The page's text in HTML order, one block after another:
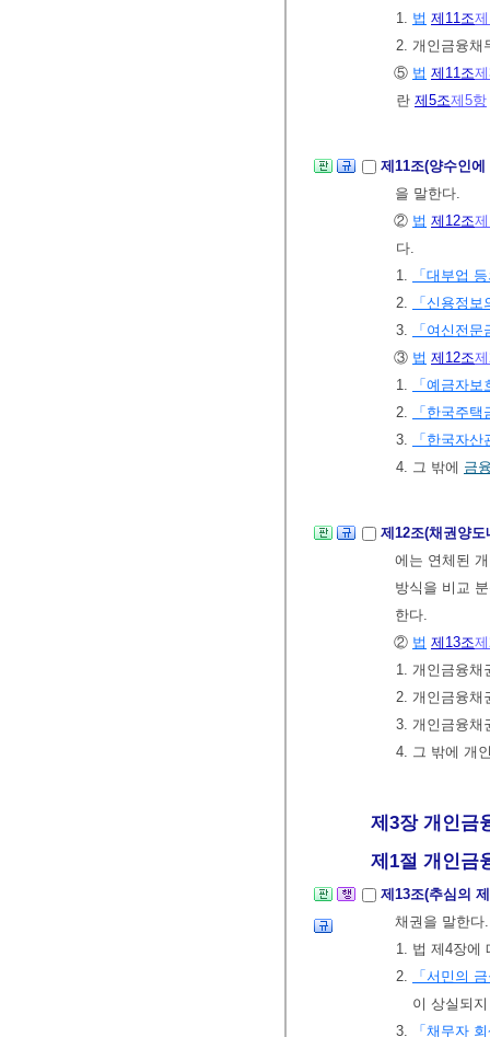
1. 법 제11조
2. 개인금융채
⑤ 법 제11조
란 제5조제5항
제11조(양수인
을 말한다.
② 법 제12조
다.
1.
「대부업
2.
「신용정
3.
「여신전
③ 법 제12조
1.
「예금자보
2.
「한국주
3.
「한국자
4. 그 밖에 금
제12조(채권양
에는 연체된
방식을 비교
한다.
② 법 제13조
1. 개인금융채
2. 개인금융채
3. 개인금융채
4. 그 밖에 개
제3장 개인금융
제1절 개인금융
제13조(추심의
채권을 말한다.
1. 법 제4장에
2.
「서민의
이 상실되
3.
「채무자